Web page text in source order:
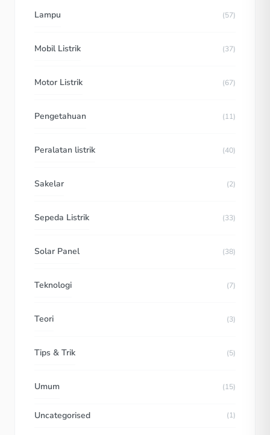
Lampu (57)
Mobil Listrik (37)
Motor Listrik (67)
Pengetahuan (11)
Peralatan listrik (40)
Sakelar (2)
Sepeda Listrik (33)
Solar Panel (38)
Teknologi (7)
Teori (3)
Tips & Trik (5)
Umum (15)
Uncategorised (1)